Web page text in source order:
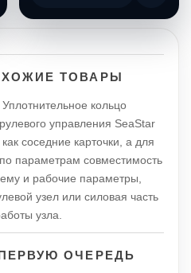
ТОВАРЫ
кольцо
управления SeaStar
соседние карточки, а для
параметрам совместимость
и рабочие параметры,
узел или силовая часть
узла.
ОЧЕРЕДЬ